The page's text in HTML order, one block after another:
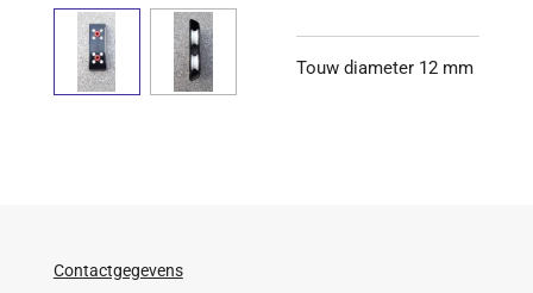
Touw diameter 12 mm
Contactgegevens